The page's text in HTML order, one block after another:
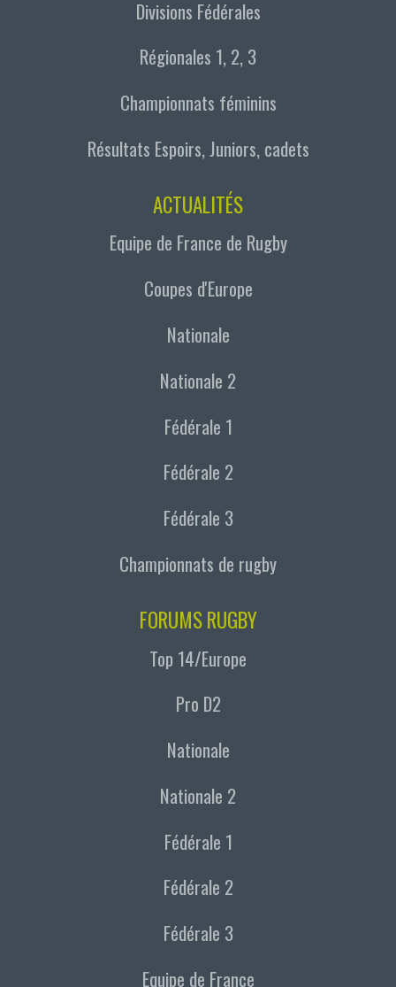
Divisions Fédérales
Régionales 1, 2, 3
Championnats féminins
Résultats Espoirs, Juniors, cadets
ACTUALITÉS
Equipe de France de Rugby
Coupes d'Europe
Nationale
Nationale 2
Fédérale 1
Fédérale 2
Fédérale 3
Championnats de rugby
FORUMS RUGBY
Top 14/Europe
Pro D2
Nationale
Nationale 2
Fédérale 1
Fédérale 2
Fédérale 3
Equipe de France